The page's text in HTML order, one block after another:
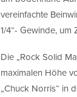
vereinfachte
1/4“- Gewinde,
Die „Rock Solid
maximalen Höhe
„Chuck Norris“ in